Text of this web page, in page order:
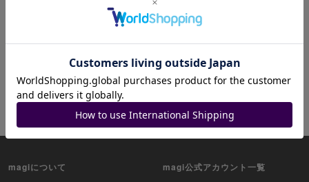
オリパ・福袋を含める
magiについて magi公式アカウント一覧